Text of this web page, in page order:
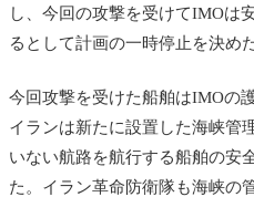
し、今回の攻撃を受けてIMOは
るとして計画の一時停止を決めた
今回攻撃を受けた船舶はIMOの
イランは新たに設置した海峡管
いない航路を航行する船舶の安
た。イラン革命防衛隊も海峡の